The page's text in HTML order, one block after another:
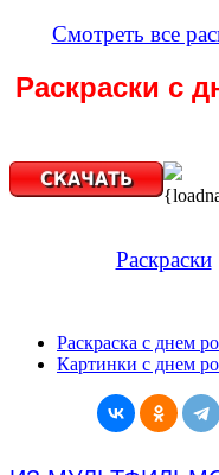
Смотреть все
Раскраски с
Раскраски
Раскраска с днем
Картинки с днем